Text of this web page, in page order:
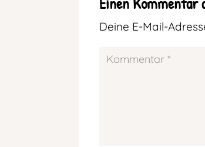
Deine E-Mail-